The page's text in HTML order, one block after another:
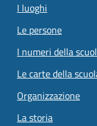
I luoghi
Le persone
I numeri della
Le carte della
Organizzazione
La storia